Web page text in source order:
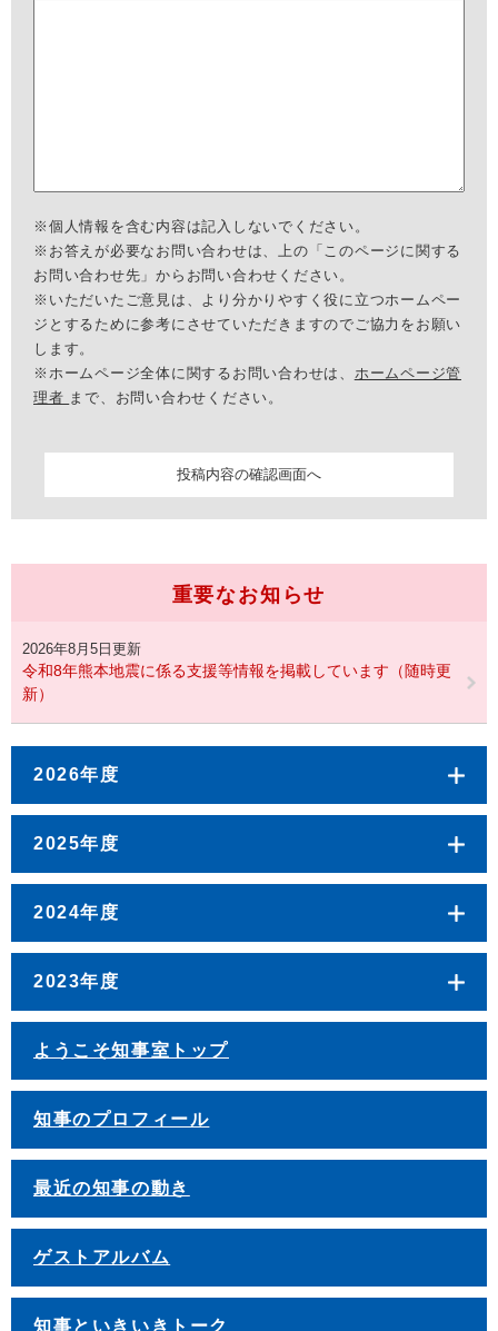
※個人情報を含む内容は記入しないでください。
※お答えが必要なお問い合わせは、上の「このページに関する
お問い合わせ先」からお問い合わせください。
※いただいたご意見は、より分かりやすく役に立つホームペー
ジとするために参考にさせていただきますのでご協力をお願い
します。
※ホームページ全体に関するお問い合わせは、 ホームページ管
理者 まで、お問い合わせください。
重要なお知らせ
2026年8月5日更新
令和8年熊本地震に係る支援等情報を掲載しています（随時更
新）
2026年度
2025年度
2024年度
2023年度
ようこそ知事室トップ
知事のプロフィール
最近の知事の動き
ゲストアルバム
知事といきいきトーク